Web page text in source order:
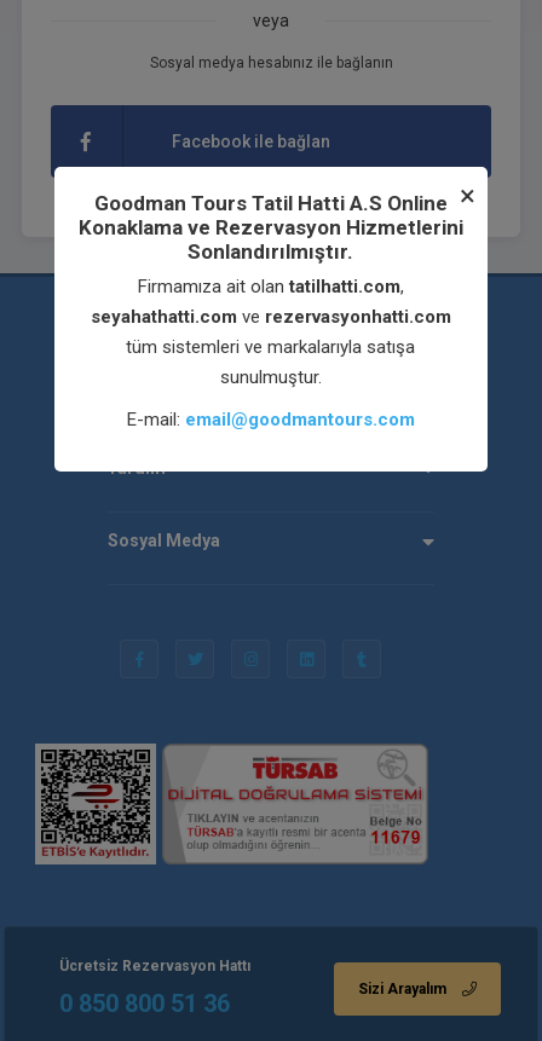
veya
Sosyal medya hesabınız ile bağlanın
Facebook ile bağlan
Kurumsal
Yardım
Sosyal Medya
Ücretsiz Rezervasyon Hattı
0 850 800 51 36 Sizi Arayalım
×
Goodman Tours Tatil Hatti A.S Online
Konaklama ve Rezervasyon Hizmetlerini
Sonlandırılmıştır.
Firmamıza ait olantatilhatti.com,
seyahathatti.com ve rezervasyonhatti.com
tüm sistemleri ve markalarıyla satışa
sunulmuştur.
E-mail: email@goodmantours.com